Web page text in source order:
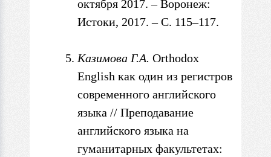
октября 2017. – Воронеж:
Истоки, 2017. – С. 115–117.
Казимова Г.А. Orthodox
English как один из регистров
современного английского
языка // Преподавание
английского языка на
гуманитарных факультетах: